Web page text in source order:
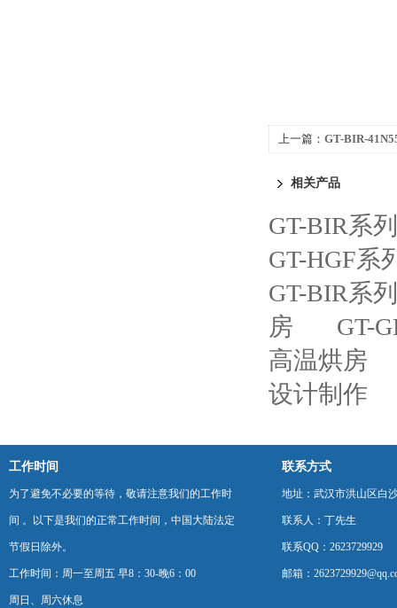
上一篇： GT-BIR-
相关产品
GT-BIR系
GT-HGF系
GT-BIR系
房
GT-
高温烘房
设计制作
工作时间
为了避免不必要的等待，敬请注意我们的工作时
间 。以下是我们的正常工作时间，中国大陆法定
节假日除外。
工作时间：周一至周五 早8：30-晚6：00
周日、周六休息
联系方式
地址：武汉市洪山区白
联系人：丁先生
联系QQ：2623729929
邮箱：